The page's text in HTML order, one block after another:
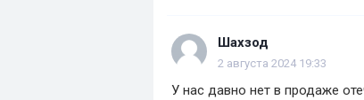
Шахзод
2 августа 2024 19:33
У нас давно нет в продаже